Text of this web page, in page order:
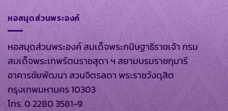
หอสมุดส่วนพระองค์
หอสมุดส่วนพระองค์ สมเด็จพระกนิษฐาธิราชเจ้า กรม
สมเด็จพระเทพรัตนราชสุดา ฯ สยามบรมราชกุมารี
อาคารชัยพัฒนา สวนจิตรลดา พระราชวังดุสิต
กรุงเทพมหานคร 10303
โทร. 0 2280 3581-9